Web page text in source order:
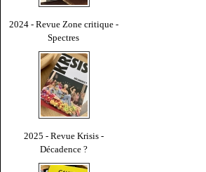
2024 - Revue Zone critique -
Spectres
2025 - Revue Krisis -
Décadence ?